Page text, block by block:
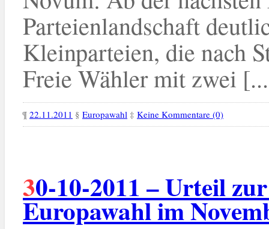
Parteienlandschaft
Kleinparteien, die nach
Freie Wähler mit zwei
¶ 22.11.2011 § Europawahl ‡ Keine Kommentare (0)
30-10-2011 – Urteil zur Fünf-Prozent-Hürde bei
Europawahl im